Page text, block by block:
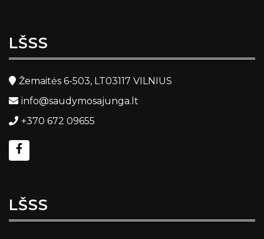
LŠSS
Žemaitės 6-503, LT03117 VILNIUS
info@saudymosajunga.lt
+370 672 09655
LŠSS